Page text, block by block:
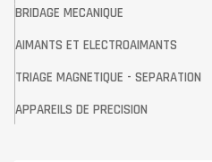
BRIDAGE MECANIQUE
AIMANTS ET ELECTROAIMANTS
TRIAGE MAGNETIQUE - SEPARATION
APPAREILS DE PRECISION